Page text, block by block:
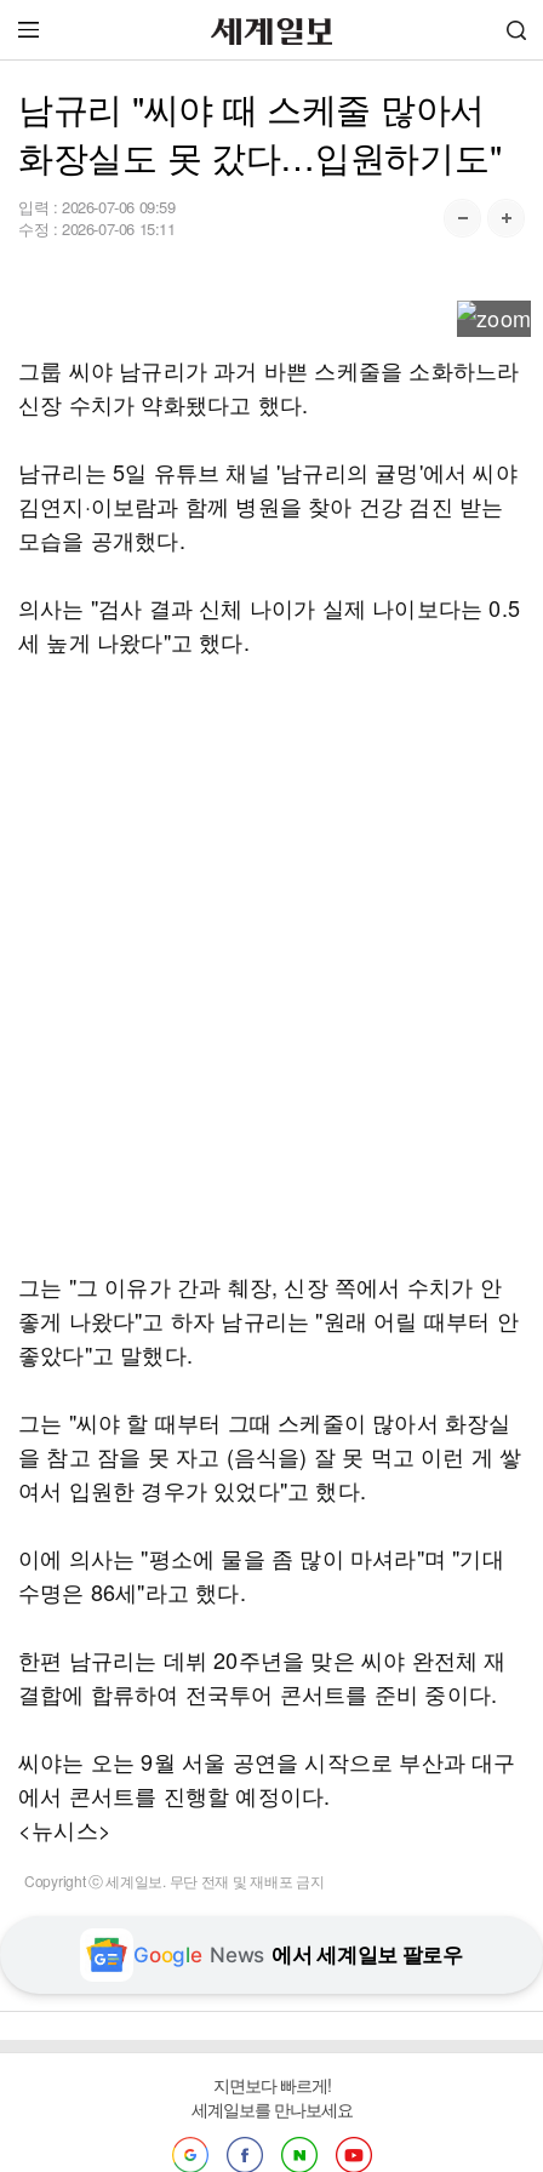
남규리 "씨야 때 스케줄 많아서
화장실도 못 갔다…입원하기도"
입력 : 2026-07-06 09:59
수정 : 2026-07-06 15:11
그룹 씨야 남규리가 과거 바쁜 스케줄을 소화하느라
신장 수치가 약화됐다고 했다.
남규리는 5일 유튜브 채널 '남규리의 귤멍'에서 씨야
김연지·이보람과 함께 병원을 찾아 건강 검진 받는
모습을 공개했다.
의사는 "검사 결과 신체 나이가 실제 나이보다는 0.5
세 높게 나왔다"고 했다.
그는 "그 이유가 간과 췌장, 신장 쪽에서 수치가 안
좋게 나왔다"고 하자 남규리는 "원래 어릴 때부터 안
좋았다"고 말했다.
그는 "씨야 할 때부터 그때 스케줄이 많아서 화장실
을 참고 잠을 못 자고 (음식을) 잘 못 먹고 이런 게 쌓
여서 입원한 경우가 있었다"고 했다.
이에 의사는 "평소에 물을 좀 많이 마셔라"며 "기대
수명은 86세"라고 했다.
한편 남규리는 데뷔 20주년을 맞은 씨야 완전체 재
결합에 합류하여 전국투어 콘서트를 준비 중이다.
씨야는 오는 9월 서울 공연을 시작으로 부산과 대구
에서 콘서트를 진행할 예정이다.
<뉴시스>
Copyright ⓒ 세계일보. 무단 전재 및 재배포 금지
Google News 에서 세계일보 팔로우
지면보다 빠르게!
세계일보를 만나보세요